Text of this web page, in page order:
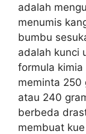
adalah
menumis
bumbu
adalah kunci
formula
meminta 250
atau 240
berbeda
membuat